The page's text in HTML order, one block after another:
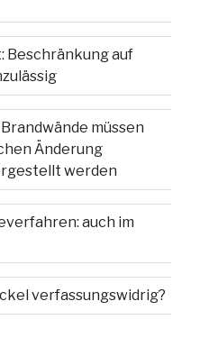
Beschränkung auf
müssen
Änderung
werden
auch im
verfassungswidrig?